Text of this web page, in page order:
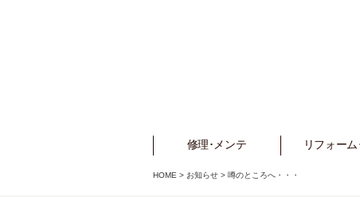
修理･メンテ
Repair リフォーム
HOME > お知らせ > 噂のところへ・・・